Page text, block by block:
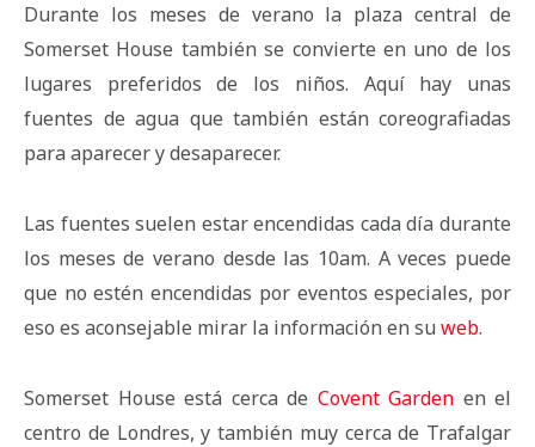
Durante los meses de verano la plaza central de
Somerset House también se convierte en uno de los
lugares preferidos de los niños. Aquí hay unas
fuentes de agua que también están coreografiadas
para aparecer y desaparecer.
Las fuentes suelen estar encendidas cada día durante
los meses de verano desde las 10am. A veces puede
que no estén encendidas por eventos especiales, por
eso es aconsejable mirar la información en su web.
Somerset House está cerca de Covent Garden en el
centro de Londres, y también muy cerca de Trafalgar